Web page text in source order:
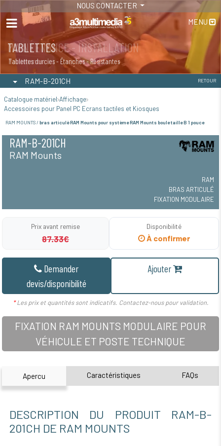
NOUS CONTACTER
MENU
MAINTENANCE - INSTALLATION
Maintenance
TABLETTES
Tablettes durcies - Étanches - Résistantes
RAM-B-201CH RETOUR
Catalogue matériel Affichage
Accessoires pour Panel PC Ecrans tactiles et Kiosques
RAM MOUNTS / bras articulé RAM Mounts pour système RAM Mounts boule taille B 1 pouce
RAM-B-201CH
RAM Mounts
RAM
BRAS ARTICULÉ
FIXATION MODULAIRE
Prix avant remise
87.33€
Disponibilité
À confirmer
Demander
devis/disponibilité
Ajouter
*Les prix et quantités sont indicatifs. Contactez-nous pour validation.
FIXATION RAM MOUNTS MODULAIRE POUR
VÉHICULE ET POSTE TECHNIQUE
Apercu Caractéristiques FAQs
DESCRIPTION DU PRODUIT RAM-B-
201CH DE RAM MOUNTS